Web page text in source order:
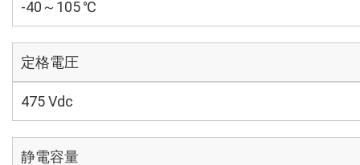
-40～105 ℃
定格電圧
475 Vdc
静電容量